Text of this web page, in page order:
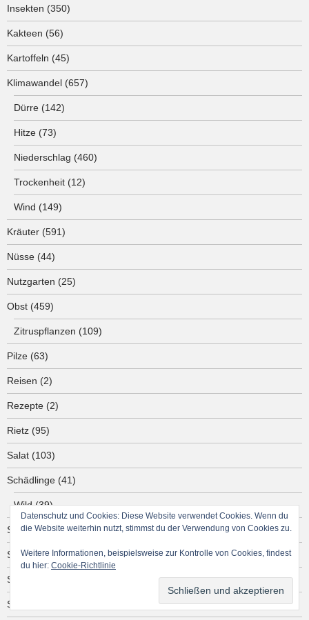
Insekten (350)
Kakteen (56)
Kartoffeln (45)
Klimawandel (657)
Dürre (142)
Hitze (73)
Niederschlag (460)
Trockenheit (12)
Wind (149)
Kräuter (591)
Nüsse (44)
Nutzgarten (25)
Obst (459)
Zitruspflanzen (109)
Pilze (63)
Reisen (2)
Rezepte (2)
Rietz (95)
Salat (103)
Schädlinge (41)
Wild(39)
Schattenpflanzen(42)
Schmetterlinge(469)
Sommer
Spinnen
Datenschutz und Cookies: Diese Website verwendet Cookies. Wenn du
die Website weiterhin nutzt, stimmst du der Verwendung von Cookies zu.
Weitere Informationen, beispielsweise zur Kontrolle von Cookies, findest
du hier: Cookie-Richtlinie